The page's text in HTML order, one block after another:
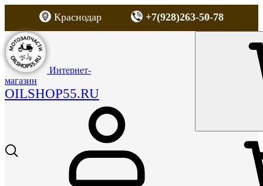
Краснодар +7(928)263-50-78
Интернет-
магазин
OILSHOP55.RU